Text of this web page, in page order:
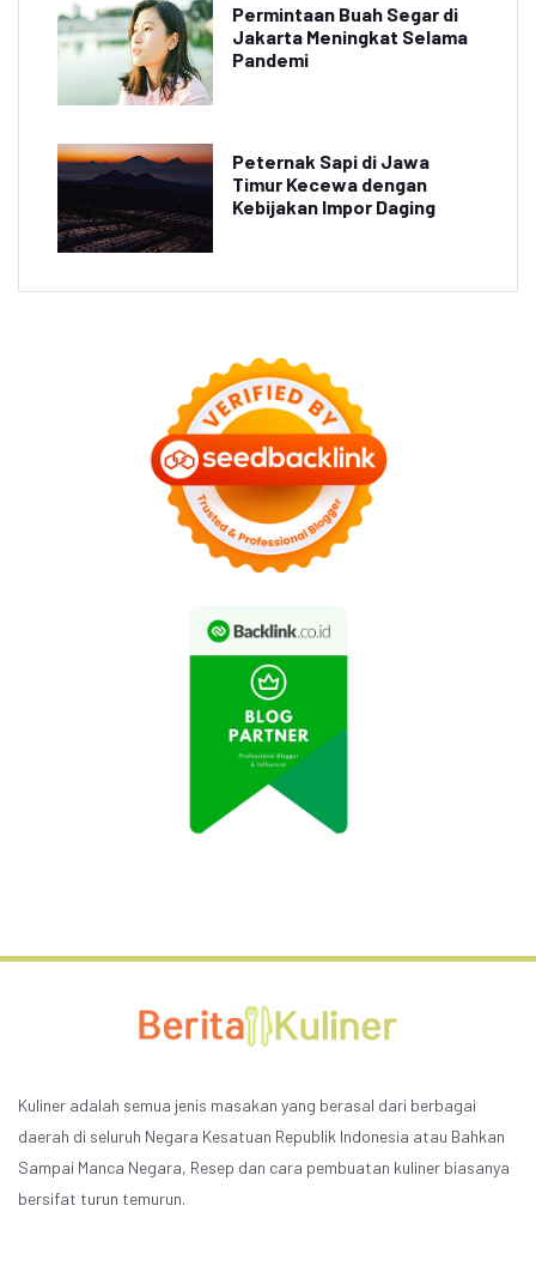
Permintaan Buah Segar di
Jakarta Meningkat Selama
Pandemi
Peternak Sapi di Jawa
Timur Kecewa dengan
Kebijakan Impor Daging
Kuliner adalah semua jenis masakan yang berasal dari berbagai
daerah di seluruh Negara Kesatuan Republik Indonesia atau Bahkan
Sampai Manca Negara, Resep dan cara pembuatan kuliner biasanya
bersifat turun temurun.